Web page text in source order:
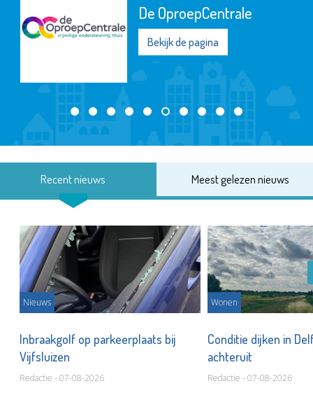
Recent nieuws Meest gelezen nieuws
Nieuws
Inbraakgolf op parkeerplaats bij
Vijfsluizen
Redactie - 07-08-2026
Wonen
Conditie dijken in
achteruit
Redactie - 07-08-2026